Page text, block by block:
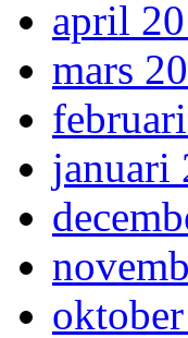
april
mars
januari